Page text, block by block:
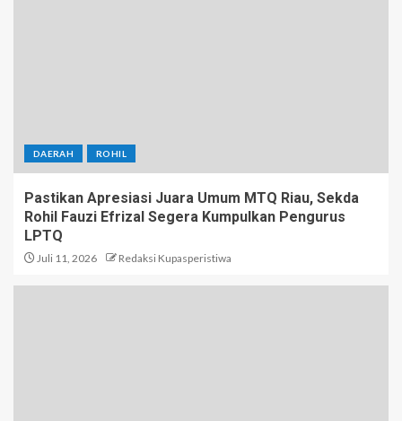
DAERAH ROHIL
Pastikan Apresiasi Juara Umum MTQ Riau, Sekda
Rohil Fauzi Efrizal Segera Kumpulkan Pengurus
LPTQ
Juli 11, 2026 Redaksi Kupasperistiwa